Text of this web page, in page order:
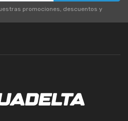
promociones, descuentos y